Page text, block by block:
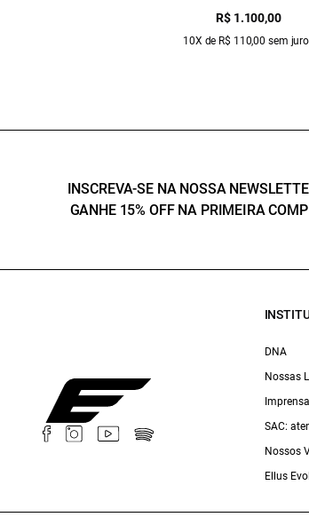
R$ 1.100,00
10X de R$ 110,00 sem
INSCREVA-SE NA NOSSA
GANHE 15% OFF NA PRIMEIRA
DNA
Nossas
Imprensa
SAC:
Nossos
Ellus